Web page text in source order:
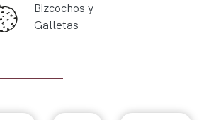
Bizcochos y
Galletas